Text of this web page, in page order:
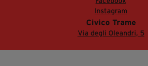
Instagram
Civico Trame
Via degli Oleandri, 5